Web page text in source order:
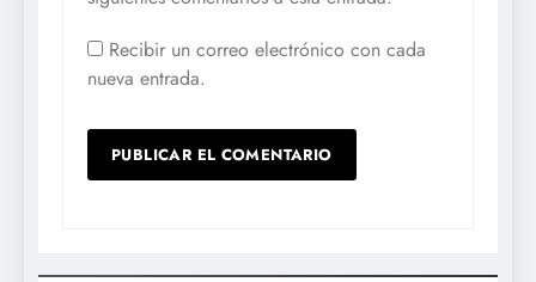
Recibir un correo electrónico con cada
nueva entrada.